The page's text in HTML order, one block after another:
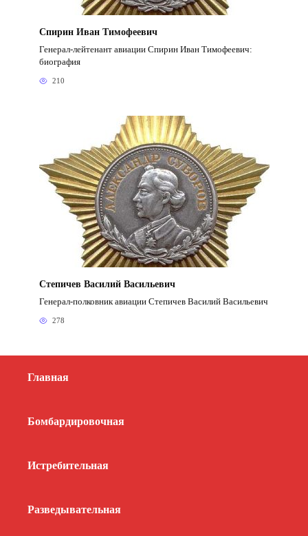
Спирин Иван Тимофеевич
Генерал-лейтенант авиации Спирин Иван Тимофеевич:
биография
210
Степичев Василий Васильевич
Генерал-полковник авиации Степичев Василий Васильевич
278
Главная
Бомбардировочная
Истребительная
Разведывательная